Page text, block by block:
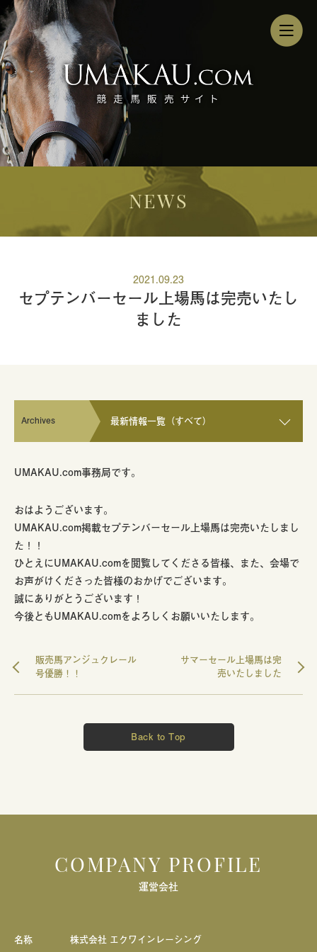
NEWS
2021.09.23
セプテンバーセール上場馬は完売いたし
ました
Archives 最新情報一覧（すべて）
UMAKAU.com事務局です。
おはようございます。
UMAKAU.com掲載セプテンバーセール上場馬は完売いたしまし
た！！
ひとえにUMAKAU.comを閲覧してくださる皆様、また、会場で
お声がけくださった皆様のおかげでございます。
誠にありがとうございます！
今後ともUMAKAU.comをよろしくお願いいたします。
販売馬アンジュクレール
号優勝！！
サマーセール上場馬は完
売いたしました
Back to Top
COMPANY PROFILE
運営会社
名称 株式会社 エクワインレーシング